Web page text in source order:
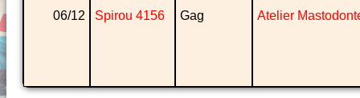
06/12 Spirou 4156 Gag Atelier